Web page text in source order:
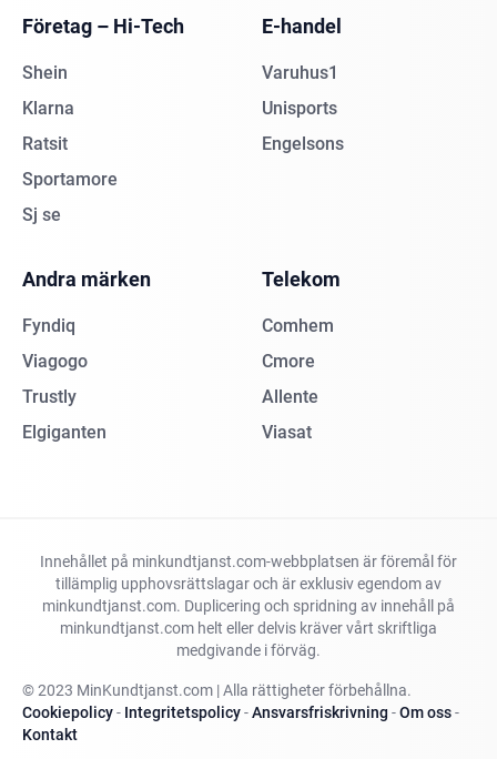
Företag – Hi-Tech
Shein
Klarna
Ratsit
Sportamore
Sj se
E-handel
Varuhus1
Unisports
Engelsons
Andra märken
Fyndiq
Viagogo
Trustly
Elgiganten
Telekom
Comhem
Cmore
Allente
Viasat
Innehållet på minkundtjanst.com-webbplatsen är föremål för
tillämplig upphovsrättslagar och är exklusiv egendom av
minkundtjanst.com. Duplicering och spridning av innehåll på
minkundtjanst.com helt eller delvis kräver vårt skriftliga
medgivande i förväg.
© 2023 MinKundtjanst.com | Alla rättigheter förbehållna.
Cookiepolicy- Integritetspolicy-Ansvarsfriskrivning -Om oss-
Kontakt